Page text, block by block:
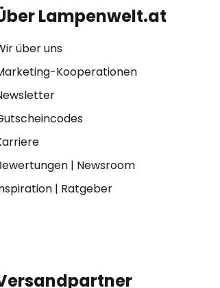
Lampenwelt.at
über uns
Kooperationen
| Newsroom
| Ratgeber